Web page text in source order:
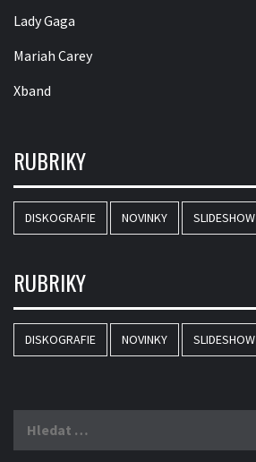
Lady Gaga
Mariah Carey
Xband
RUBRIKY
DISKOGRAFIE NOVINKY SLIDESHOW
RUBRIKY
DISKOGRAFIE NOVINKY SLIDESHOW